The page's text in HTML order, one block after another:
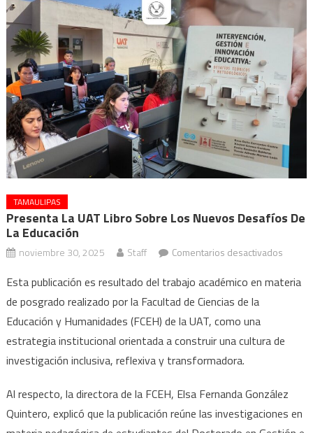
TAMAULIPAS
Presenta La UAT Libro Sobre Los Nuevos Desafíos De
La Educación
noviembre 30, 2025 Staff Comentarios desactivadosen
la
sobre
de
la
Esta publicación es resultado del trabajo académico en materia
de posgrado realizado por la Facultad de Ciencias de la
Educación y Humanidades (FCEH) de la UAT, como una
estrategia institucional orientada a construir una cultura de
investigación inclusiva, reflexiva y transformadora.
Al respecto, la directora de la FCEH, Elsa Fernanda González
Quintero, explicó que la publicación reúne las investigaciones en